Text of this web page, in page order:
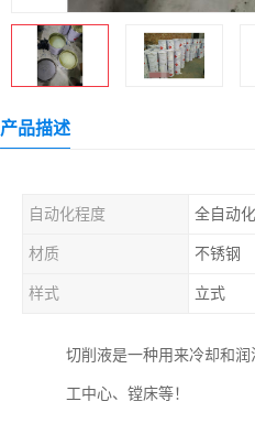
产品描述
自动化程度 全自动化
材质 不锈钢
样式 立式
切削液是一种用来冷却和
工中心、镗床等！